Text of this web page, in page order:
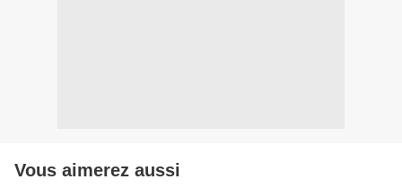
Vous aimerez aussi